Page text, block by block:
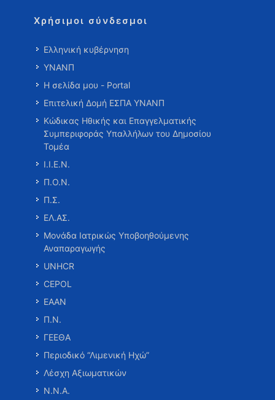
Χρήσιμοι σύνδεσμοι
Ελληνική κυβέρνηση
ΥΝΑΝΠ
Η σελίδα μου - Portal
Επιτελική Δομή ΕΣΠΑ ΥΝΑΝΠ
Κώδικας Ηθικής και Επαγγελματικής
Συμπεριφοράς Υπαλλήλων του Δημοσίου
Τομέα
Ι.Ι.Ε.Ν.
Π.Ο.Ν.
Π.Σ.
ΕΛ.ΑΣ.
Μονάδα Ιατρικώς Υποβοηθούμενης
Αναπαραγωγής
UNHCR
CEPOL
ΕΑΑΝ
Π.Ν.
ΓΕΕΘΑ
Περιοδικό “Λιμενική Ηχώ”
Λέσχη Αξιωματικών
Ν.Ν.Α.